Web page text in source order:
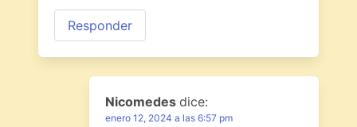
Responder
Nicomedes dice:
enero 12, 2024 a las 6:57 pm